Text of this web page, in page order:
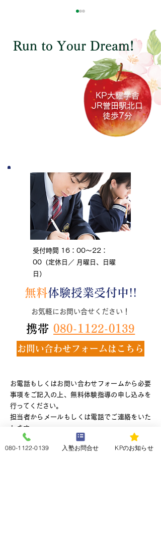
自分から進んで学ぼうと
意欲のある子供にはとて
KP大耀学舎
JR誉田駅北口
徒歩7分
Run to Your Dream!
受付時間 16：00～22：
00（定休日／ 月曜日、日曜
日）
無料体験授業受付中!!
お気軽にお問い合せください！
携帯 080-1122-0139
お問い合わせフォームはこちら
お電話もしくはお問い合わせフォームから必要
事項をご記入の上、無料体験指導の申し込みを
行ってください。
担当者からメールもしくは電話でご連絡をいた
します。
080-1122-0139 入塾お問合せ KPのお知らせ